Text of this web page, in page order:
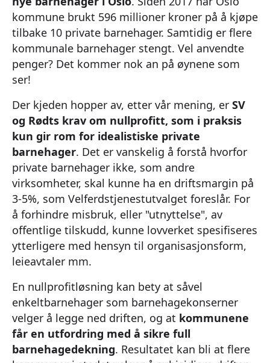
kommune brukt 596 millioner kroner på å kjøpe
tilbake 10 private barnehager. Samtidig er flere
kommunale barnehager stengt. Vel anvendte
penger? Det kommer nok an på øynene som
ser!
Der kjeden hopper av, etter vår mening, er SV
og Rødts krav om nullprofitt, som i praksis
kun gir rom for idealistiske private
barnehager. Det er vanskelig å forstå hvorfor
private barnehager ikke, som andre
virksomheter, skal kunne ha en driftsmargin på
3-5%, som Velferdstjenestutvalget foreslår. For
å forhindre misbruk, eller "utnyttelse", av
offentlige tilskudd, kunne lovverket spesifiseres
ytterligere med hensyn til organisasjonsform,
leieavtaler mm.
En nullprofitløsning kan bety at såvel
enkeltbarnehager som barnehagekonserner
velger å legge ned driften, og at kommunene
får en utfordring med å sikre full
barnehagedekning. Resultatet kan bli at flere